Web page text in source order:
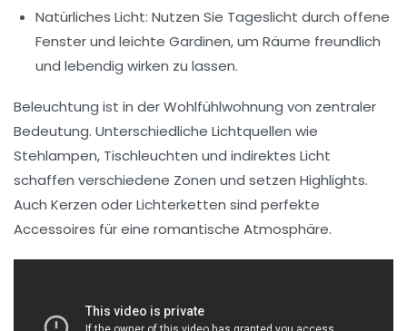
Natürliches Licht: Nutzen Sie Tageslicht durch offene
Fenster und leichte Gardinen, um Räume freundlich
und lebendig wirken zu lassen.
Beleuchtung ist in der Wohlfühlwohnung von zentraler
Bedeutung. Unterschiedliche Lichtquellen wie
Stehlampen, Tischleuchten und indirektes Licht
schaffen verschiedene Zonen und setzen Highlights.
Auch Kerzen oder Lichterketten sind perfekte
Accessoires für eine romantische Atmosphäre.